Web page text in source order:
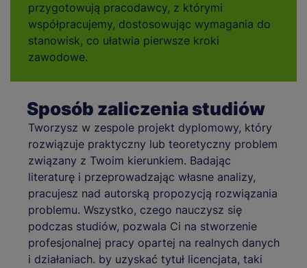
przygotowują pracodawcy, z którymi
współpracujemy, dostosowując wymagania do
stanowisk, co ułatwia pierwsze kroki
zawodowe.
Sposób zaliczenia studiów
Tworzysz w zespole projekt dyplomowy, który
rozwiązuje praktyczny lub teoretyczny problem
związany z Twoim kierunkiem. Badając
literaturę i przeprowadzając własne analizy,
pracujesz nad autorską propozycją rozwiązania
problemu. Wszystko, czego nauczysz się
podczas studiów, pozwala Ci na stworzenie
profesjonalnej pracy opartej na realnych danych
i działaniach. by uzyskać tytuł licencjata, taki